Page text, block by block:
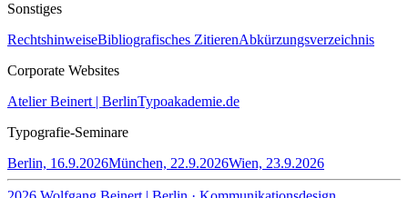
Sonstiges
RechtshinweiseBibliografisches ZitierenAbkürzungsverzeichnis
Corporate Websites
Atelier Beinert | BerlinTypoakademie.de
Typografie-Seminare
Berlin, 16.9.2026München, 22.9.2026Wien, 23.9.2026